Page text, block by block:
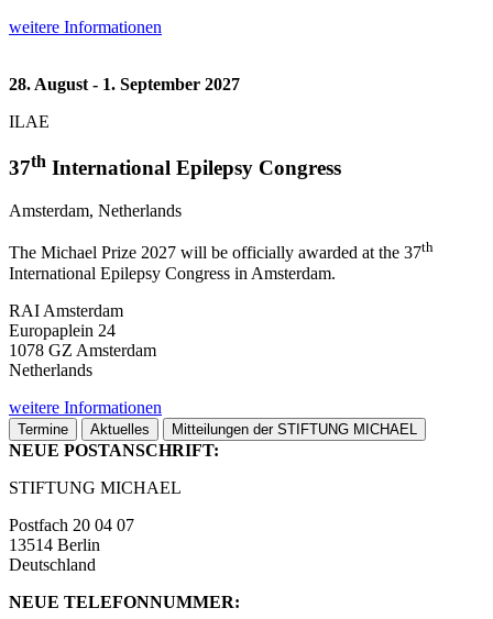
weitere Informationen
28. August - 1. September 2027
ILAE
37th International Epilepsy Congress
Amsterdam, Netherlands
The Michael Prize 2027 will be officially awarded at the 37th
International Epilepsy Congress in Amsterdam.
RAI Amsterdam
Europaplein 24
1078 GZ Amsterdam
Netherlands
weitere Informationen
Termine Aktuelles Mitteilungen der STIFTUNG MICHAEL
NEUE POSTANSCHRIFT:
STIFTUNG MICHAEL
Postfach 20 04 07
13514 Berlin
Deutschland
NEUE TELEFONNUMMER: